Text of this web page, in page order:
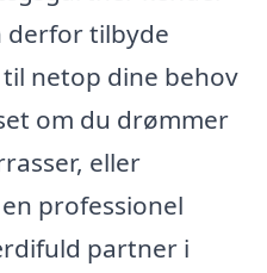
derfor tilbyde
netop dine behov
om du drømmer
eller
professionel
partner i